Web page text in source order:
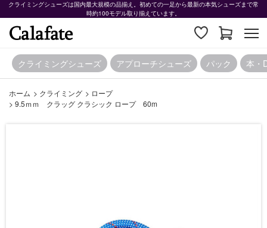
クライミングシューズは国内最大規模の品揃え。初めての一足から最新の本気シューズまで常
時約100モデル取り揃えています。
クライミングシューズ アプローチシューズ パック 本・
ホーム > クライミング > ロープ
> 9.5ｍｍ クラッグ クラシック ロープ 60m